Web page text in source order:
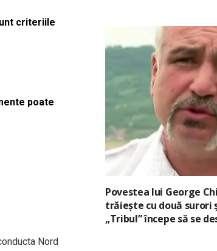
criteriile
poate
Nord
Povestea lui George
trăiește cu două surori
„Tribul” începe să se